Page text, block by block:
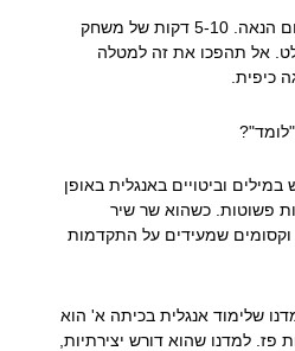
במינימום זמן ובמקסימום הנאה. 5-10 דקות של משחק
אל תהפכו את זה למטלה
כיפית.
וביטויים באנגלית באופן
פשוטות. כשהוא שר שיר
וקסומים שמעידים על התקדמות
שלימוד אנגלית בכיתה א' הוא
למדנו שהוא דורש יצירתיות,